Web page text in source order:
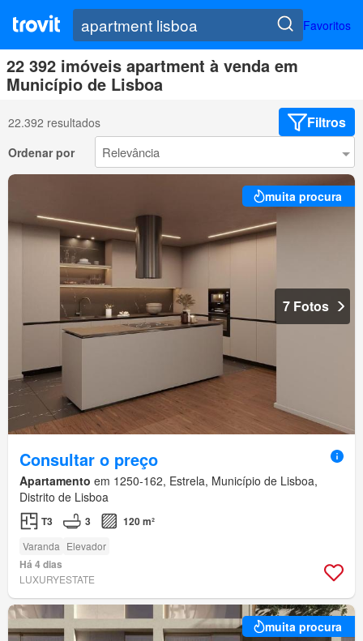
Favoritos
22 392 imóveis apartment à venda em
Município de Lisboa
22.392 resultados Filtros
Ordenar por
muita procura
7 Fotos
Consultar o preço
Apartamento em 1250-162, Estrela, Município de Lisboa,
Distrito de Lisboa
T3 3 120 m²
Varanda Elevador
Há 4 dias
LUXURYESTATE
muita procura